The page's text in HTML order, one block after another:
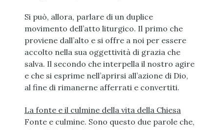
Si può, allora, parlare di un duplice
movimento dell’atto liturgico. Il primo che
proviene dall’alto e si offre a noi per essere
accolto nella sua oggettività di grazia che
salva. Il secondo che interpella il nostro agire
e che si esprime nell’aprirsi all’azione di Dio,
al fine di rimanerne afferrati e convertiti.
La fonte e il culmine della vita della Chiesa
Fonte e culmine. Sono questo due parole che,